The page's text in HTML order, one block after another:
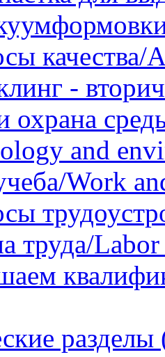
качества/
-
охрана
and
Work
труда/Labor